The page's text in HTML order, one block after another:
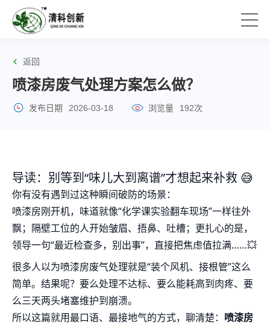
返回
喷漆房废气处理方案怎么做？
发布日期 2026-03-18 浏览量 192次
导读：别等到“味儿大到离谱”才想起来补救 😅
你有没有遇到过这种瞬间破防的场景：
喷漆房刚开机，味道就像“化学课实验翻车现场”一样往外
飘；隔壁工位的人开始皱眉、捂鼻、吐槽；更扎心的是，
领导一句“最近检查多，别出事”，直接把焦虑值拉满……💥
很多人以为喷漆房废气处理就是“装个风机、接根管”这么
简单。结果呢？要么处理不达标、要么能耗高到肉疼、要
么三天两头堵塞维护到崩溃。
所以这篇就用最口语、最接地气的方式，聊清楚： 喷漆房